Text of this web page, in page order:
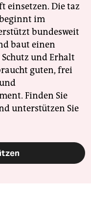
einsetzen. Die taz
im
bundesweit
baut einen
und Erhalt
guten, frei
Finden Sie
unterstützen Sie